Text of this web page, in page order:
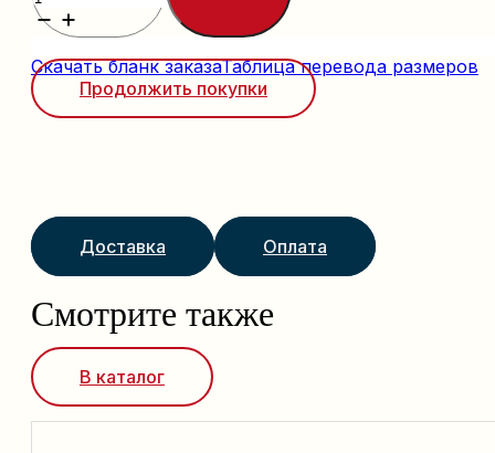
Скачать бланк заказаТаблица перевода размеров
Продолжить покупки
Доставка Оплата
Смотрите также
В каталог